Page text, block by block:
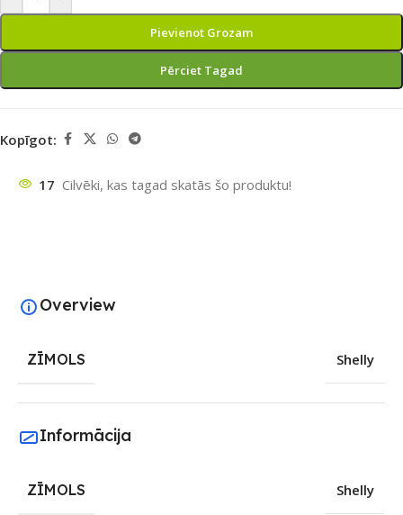
Pievienot Grozam
Pērciet Tagad
Kopīgot:
17 Cilvēki, kas tagad skatās šo produktu!
Overview
ZĪMOLS Shelly
Informācija
ZĪMOLS Shelly